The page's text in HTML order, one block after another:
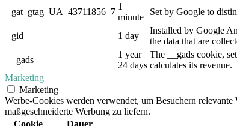
_gat_gtag_UA_43711856_7
1
minute
Set by Google to
_gid 1 day
Installed by Google
the data that are
__gads
1 year
24 days
The __gads cookie,
calculates its
Marketing
Marketing
Werbe-Cookies werden verwendet, um Besuchern
maßgeschneiderte Werbung zu liefern.
Cookie
Dauer